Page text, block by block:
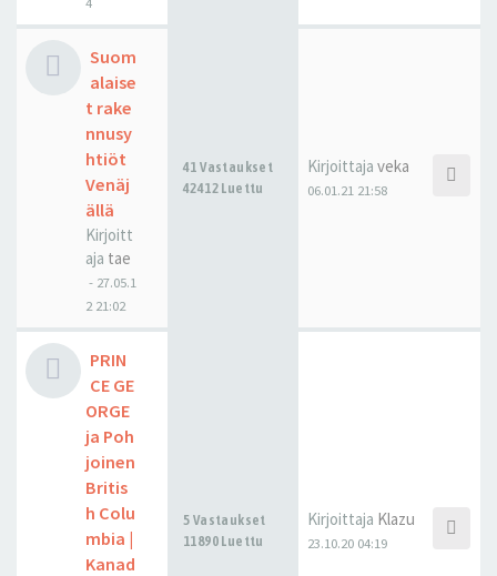
Suom
alaise
t rake
nnusy
htiöt
Venäj
ällä
Kirjoitt
aja tae
- 27.05.1
2 21:02
41 Vastaukset
42412 Luettu
Kirjoittaja veka
06.01.21 21:58
PRIN
CE GE
ORGE
ja Poh
joinen
Britis
h Colu
mbia |
Kanad
5 Vastaukset
11890 Luettu
Kirjoittaja Klazu
23.10.20 04:19